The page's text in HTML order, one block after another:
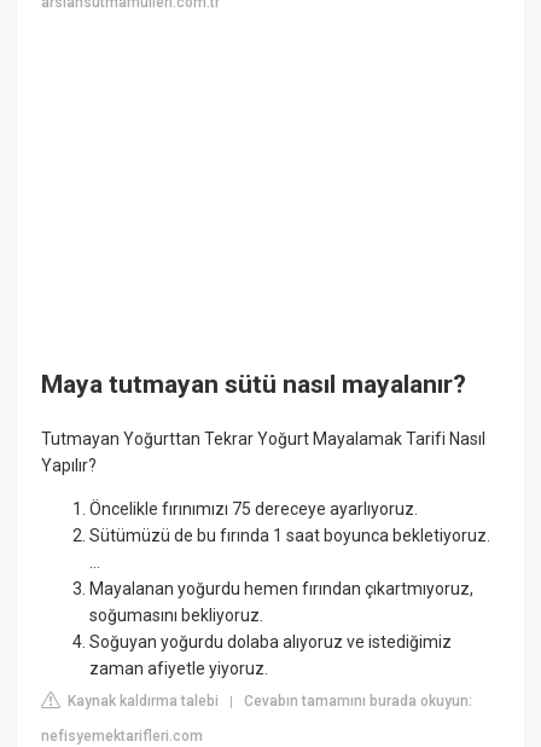
Maya tutmayan sütü nasıl mayalanır?
Tutmayan Yoğurttan Tekrar Yoğurt Mayalamak Tarifi Nasıl
Yapılır?
Öncelikle fırınımızı 75 dereceye ayarlıyoruz.
Sütümüzü de bu fırında 1 saat boyunca bekletiyoruz.
...
Mayalanan yoğurdu hemen fırından çıkartmıyoruz,
soğumasını bekliyoruz.
Soğuyan yoğurdu dolaba alıyoruz ve istediğimiz
zaman afiyetle yiyoruz.
Kaynak kaldırma talebi |Cevabın tamamını burada okuyun:
nefisyemektarifleri.com